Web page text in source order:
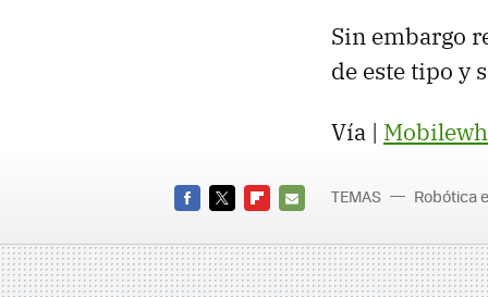
Sin embargo
de este tipo y
Vía |
MAIL
TEMAS Robótica